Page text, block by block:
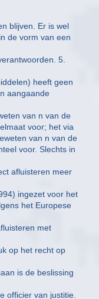
blijven. Er is wel
de vorm van een
5.
heeft geen
aangaande
van n van de
voor; het via
van n van de
voor. Slechts in
afluisteren meer
ingezet voor het
het Europese
met
op het recht op
is de beslissing
officier van justitie.